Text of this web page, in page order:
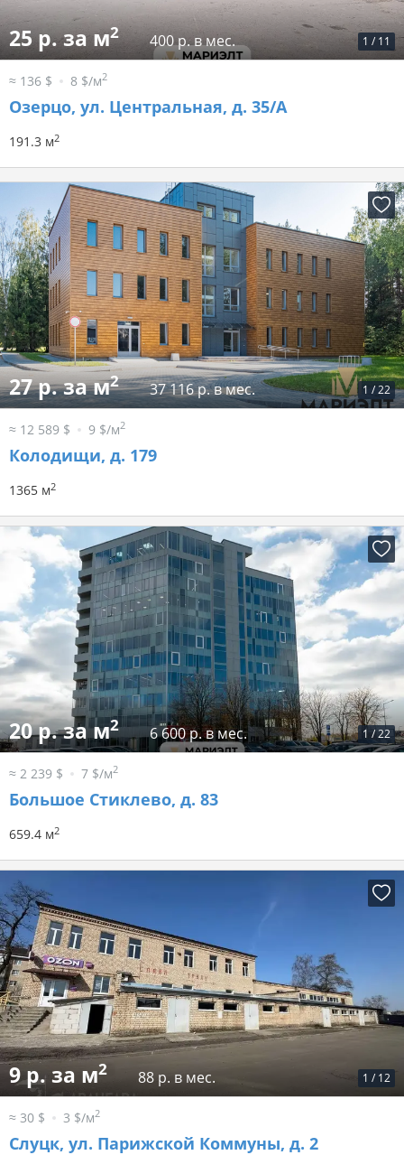
1 / 11
25 р. за м2 400 р. в мес.
≈ 136 $ 8 $/м2
Озерцо, ул. Центральная, д. 35/А
191.3 м2
1 /22
27 р. за м2 37 116 р. в мес.
≈ 12 589 $ 9 $/м2
Колодищи, д. 179
1365 м2
1 /22
20 р. за м2 6 600 р. в мес.
≈ 2 239 $ 7 $/м2
Большое Стиклево, д. 83
659.4 м2
1 / 12
9 р. за м2 88 р. в мес.
≈ 30 $ 3 $/м2
Слуцк, ул. Парижской Коммуны, д. 2